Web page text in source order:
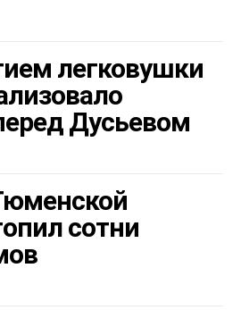
легковушки
Дусьевом
сотни